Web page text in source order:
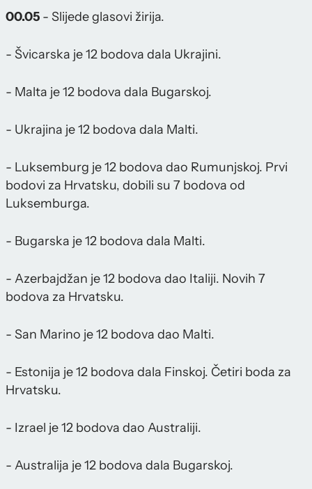
00.05 - Slijede glasovi žirija.
- Švicarska je 12 bodova dala Ukrajini.
- Malta je 12 bodova dala Bugarskoj.
- Ukrajina je 12 bodova dala Malti.
- Luksemburg je 12 bodova dao Rumunjskoj. Prvi
bodovi za Hrvatsku, dobili su 7 bodova od
Luksemburga.
- Bugarska je 12 bodova dala Malti.
- Azerbajdžan je 12 bodova dao Italiji. Novih 7
bodova za Hrvatsku.
- San Marino je 12 bodova dao Malti.
- Estonija je 12 bodova dala Finskoj. Četiri boda za
Hrvatsku.
- Izrael je 12 bodova dao Australiji.
- Australija je 12 bodova dala Bugarskoj.